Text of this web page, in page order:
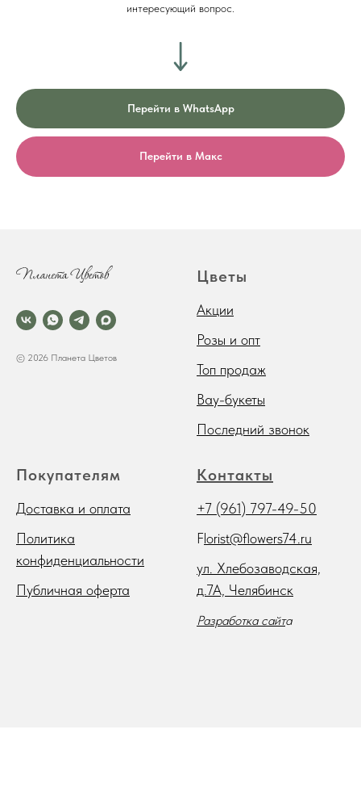
интересующий вопрос.
Перейти в WhatsApp
Перейти в Макс
© 2026 Планета Цветов
Цветы
Акции
Розы и опт
Топ продаж
Вау-букеты
Последний звонок
Покупателям
Доставка и оплата
Политика
конфиденциальности
Публичная оферта
Контакты
+7 (961) 797-49-50
Florist@flowers74.ru
ул. Хлебозаводская,
д.7А, Челябинск
Разработка сайта